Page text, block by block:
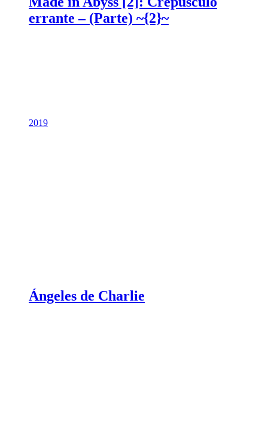
errante – (Parte) ~{2}~
2019
Ángeles de Charlie